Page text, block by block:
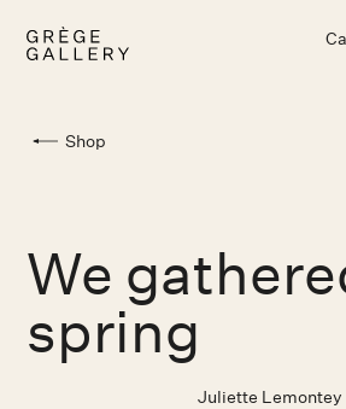
Shop
We
spring
Juliette Lemontey